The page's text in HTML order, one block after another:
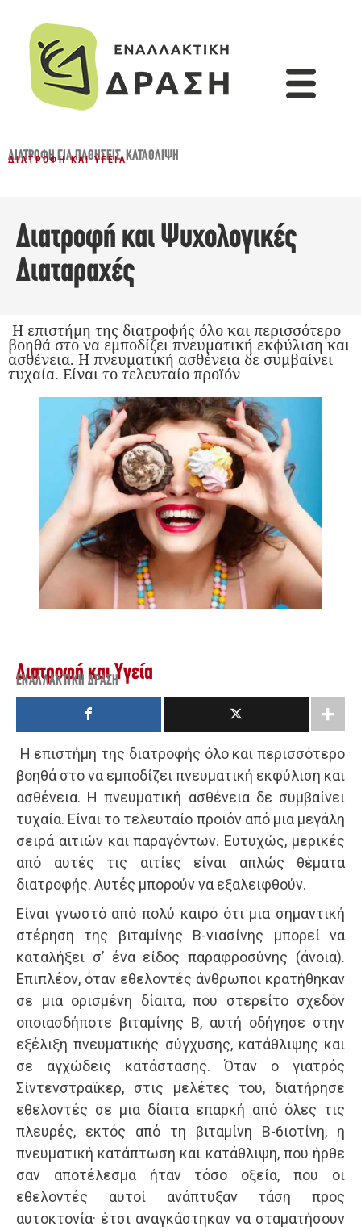
ΔΙΑΤΡΟΦΉ ΓΙΑ ΠΑΘΉΣΕΙΣ,ΚΑΤΆΘΛΙΨΗ
ΔΙΑΤΡΟΦΉ ΚΑΙ ΥΓΕΊΑ
Διατροφή και Ψυχολογικές
Διαταραχές
H επιστήμη της διατροφής όλο και περισσότερο
βοηθά στο να εμποδίζει πνευματική εκφύλιση και
ασθένεια. Η πνευματική ασθένεια δε συμβαίνει
τυχαία. Είναι το τελευταίο προϊόν
Διατροφή και Υγεία
ΕΝΑΛΛΑΚΤΙΚΉ ΔΡΆΣΗ
H επιστήμη της διατροφής όλο και περισσότερο
βοηθά στο να εμποδίζει πνευματική εκφύλιση και
ασθένεια. Η πνευματική ασθένεια δε συμβαίνει
τυχαία. Είναι το τελευταίο προϊόν από μια μεγάλη
σειρά αιτιών και παραγόντων. Ευτυχώς, μερικές
από αυτές τις αιτίες είναι απλώς θέματα
διατροφής. Αυτές μπορούν να εξαλειφθούν.
Είναι γνωστό από πολύ καιρό ότι μια σημαντική
στέρηση της βιταμίνης Β-νιασίνης μπορεί να
καταλήξει σ’ ένα είδος παραφροσύνης (άνοια).
Επιπλέον, όταν εθελοντές άνθρωποι κρατήθηκαν
σε μια ορισμένη δίαιτα, που στερείτο σχεδόν
οποιασδήποτε βιταμίνης Β, αυτή οδήγησε στην
εξέλιξη πνευματικής σύγχυσης, κατάθλιψης και
σε αγχώδεις κατάστασης. Όταν ο γιατρός
Σίντενστραϊκερ, στις μελέτες του, διατήρησε
εθελοντές σε μια δίαιτα επαρκή από όλες τις
πλευρές, εκτός από τη βιταμίνη Β-6ιοτίνη, η
πνευματική κατάπτωση και κατάθλιψη, που ήρθε
σαν αποτέλεσμα ήταν τόσο οξεία, που οι
εθελοντές αυτοί ανάπτυξαν τάση προς
αυτοκτονία· έτσι αναγκάστηκαν να σταματήσουν